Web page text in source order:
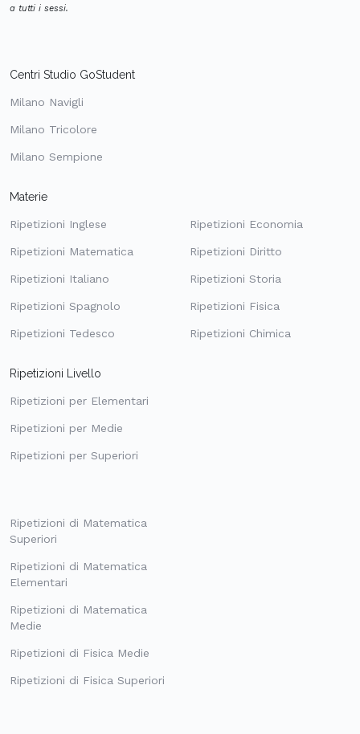
a tutti i sessi.
Centri Studio GoStudent
Milano Navigli
Milano Tricolore
Milano Sempione
Materie
Ripetizioni Inglese
Ripetizioni Matematica
Ripetizioni Italiano
Ripetizioni Spagnolo
Ripetizioni Tedesco
Ripetizioni Economia
Ripetizioni Diritto
Ripetizioni Storia
Ripetizioni Fisica
Ripetizioni Chimica
Ripetizioni Livello
Ripetizioni per Elementari
Ripetizioni per Medie
Ripetizioni per Superiori
Ripetizioni di Matematica
Superiori
Ripetizioni di Matematica
Elementari
Ripetizioni di Matematica
Medie
Ripetizioni di Fisica Medie
Ripetizioni di Fisica Superiori